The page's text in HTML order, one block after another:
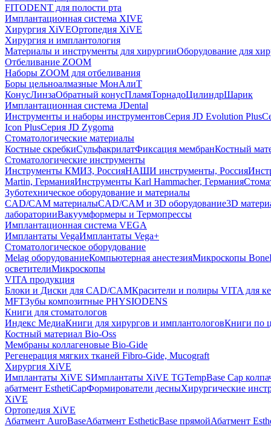
FITODENT для полости рта
Имплантационная система XIVE
Хирургия XiVEОртопедия XiVE
Хирургия и имплантология
Материалы и инструменты для хирургииОборудование для
Отбеливание ZOOM
Наборы ZOOM для отбеливания
Боры цельноалмазные МонАлиТ
КонусЛинзаОбратный конусПламяТорнадоЦилиндрШарик
Имплантационная система JDental
Инструменты и наборы инструментовСерия JD Evolution Plus
Icon PlusСерия JD Zygoma
Стоматологические материалы
Костные скребкиСульфакрилатФиксация мембранКостный
Стоматологические инструменты
Инструменты КМИЗ, РоссияНАШИ инструменты, Россия
Martin, ГерманияИнструменты Karl Hammacher, Германия
Зуботехническое оборудование и материалы
CAD/CAM материалыCAD/CAM и 3D оборудование3D
лабораторииВакуумформеры и Термопрессы
Имплантационная система VEGA
Имплантаты VegaИмплантаты Vega+
Стоматологическое оборудование
Melag оборудованиеКомпьютерная анестезияМикроскопы
осветителиМикроскопы
VITA продукция
Блоки и Диски для CAD/CAMКрасители и полиры VITA для
MFTЗубы композитные PHYSIODENS
Книги для стоматологов
Индекс МедиаКниги для хирургов и имплантологовКниги по
Костный материал Bio-Oss
Мембраны коллагеновые Bio-Gide
Регенерация мягких тканей Fibro-Gide, Mucograft
Хирургия XiVE
Имплантаты XiVE SИмплантаты XiVE TGTempBase Cap
абатмент EsthetiCapФормирователи десныХирургические
XiVE
Ортопедия XiVE
Абатмент AuroBaseАбатмент EstheticBase прямойАбатмент